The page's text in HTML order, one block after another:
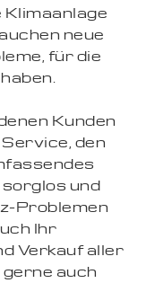
neue
für die
Kunden
den
und
Problemen
Ihr
Verkauf aller
auch